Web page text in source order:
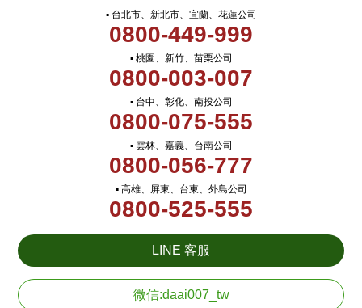
▪ 台北市、新北市、宜蘭、花蓮公司
0800-449-999
▪ 桃園、新竹、苗栗公司
0800-003-007
▪ 台中、彰化、南投公司
0800-075-555
▪ 雲林、嘉義、台南公司
0800-056-777
▪ 高雄、屏東、台東、外島公司
0800-525-555
LINE 客服
微信:daai007_tw